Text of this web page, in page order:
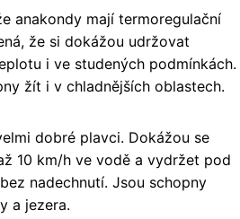
anakondy mají termoregulační
že si dokážou udržovat
i ve studených podmínkách.
žít i v chladnějších oblastech.
dobré plavci. Dokážou se
10 km/h ve vodě a vydržet pod
nadechnutí. Jsou schopny
a jezera.